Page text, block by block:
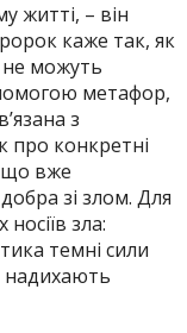
житті, – він
каже так, як
не можуть
метафор,
з
про конкретні
що вже
зі злом. Для
зла:
темні сили
надихають